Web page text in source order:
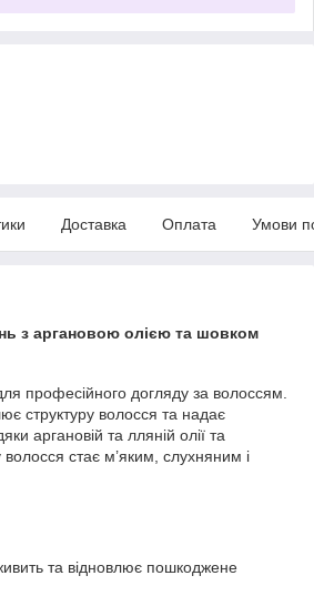
Доставка Оплата Умови
з аргановою олією та шовком
професійного догляду за волоссям.
структуру волосся та надає
аргановій та лляній олії та
волосся стає м’яким, слухняним і
та відновлює пошкоджене